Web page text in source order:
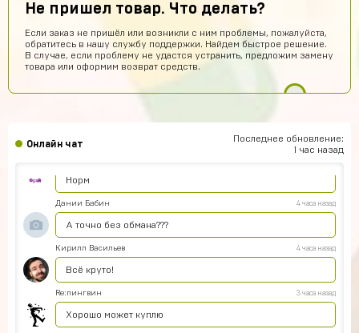
Не пришел товар. Что делать?
Если заказ не пришёл или возникли с ним проблемы, пожалуйста,
обратитесь в нашу службу поддержки. Найдем быстрое решение.
В случае, если проблему не удастся устранить, предложим замену
товара или оформим возврат средств.
Онлайн чат
Последнее обновление:
1 час назад
Получил акаунт все работает
vladimirleonov155
Норм
Дании Бабин 4 часа назад
А точно без обмана???
Кирилл Васильев 4 часа назад
Всё круто!
Re:пингвин 3 часа назад
Хорошо может куплю